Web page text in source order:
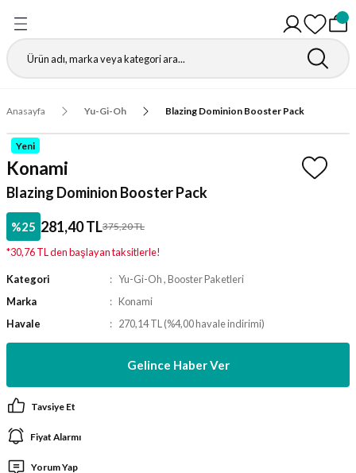
Kutuları
Desteleri
Kutuları
Anasayfa Yu-Gi-Oh Blazing Dominion Booster Pack
Yeni
Konami
Blazing Dominion Booster Pack
%25 281,40 TL375,20 TL
*30,76 TL den başlayan taksitlerle!
Kategori Yu-Gi-Oh,Booster Paketleri
Marka
Konami
Havale
270,14 TL (%4,00 havale indirimi)
Gelince Haber Ver
Tavsiye Et
Fiyat Alarmı
Yorum Yap